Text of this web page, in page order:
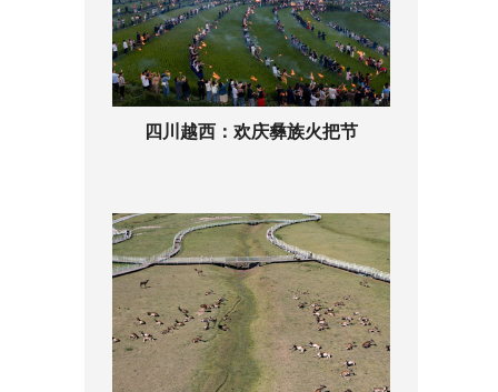
四川越西：欢庆彝族火把节